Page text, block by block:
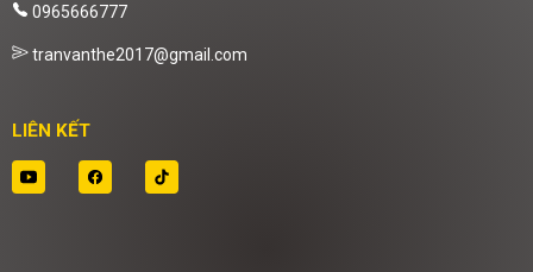
0965666777
tranvanthe2017@gmail.com
LIÊN KẾT